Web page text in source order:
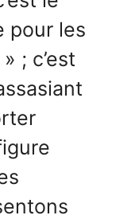
pour les
» ; c’est